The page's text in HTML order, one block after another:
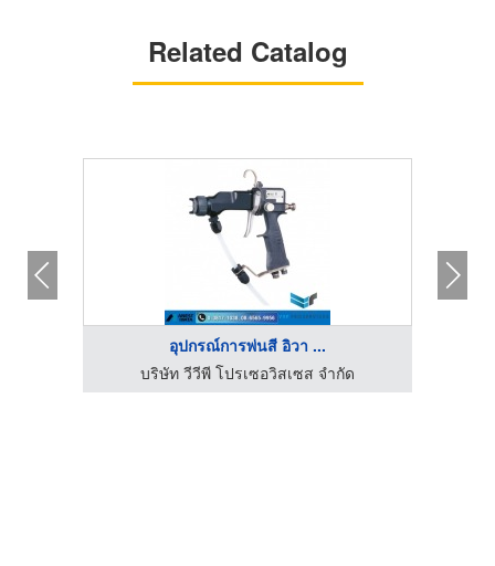
Related Catalog
อุปกรณ์การพ่นสี อิวา ...
บริษัท วีวีพี โปรเซอวิสเซส จำกัด